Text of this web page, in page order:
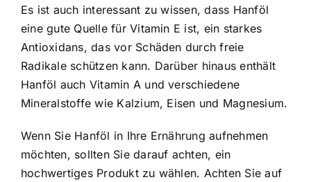
Es ist auch interessant zu wissen, dass Hanföl
eine gute Quelle für Vitamin E ist, ein starkes
Antioxidans, das vor Schäden durch freie
Radikale schützen kann. Darüber hinaus enthält
Hanföl auch Vitamin A und verschiedene
Mineralstoffe wie Kalzium, Eisen und Magnesium.
Wenn Sie Hanföl in Ihre Ernährung aufnehmen
möchten, sollten Sie darauf achten, ein
hochwertiges Produkt zu wählen. Achten Sie auf